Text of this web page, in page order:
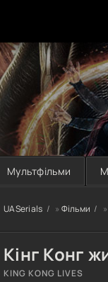
Мультфільми
UASerials » Фільми
Кінг Конг
KING KONG LIVES